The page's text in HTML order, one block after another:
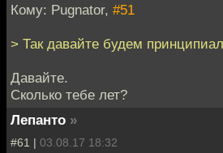
Кому: Pugnator, #51
> Так давайте будем
Давайте.
Сколько тебе лет?
Лепанто »
#61 | 03.08.17 18:32